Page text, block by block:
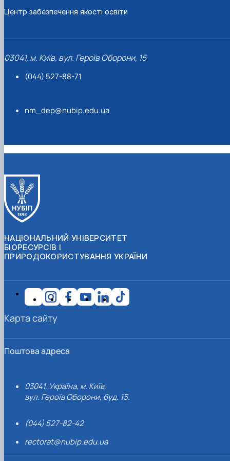
Центр забезпечення якості освіти
03041, м. Київ, вул. Героїв Оборони, 15
(044) 527-88-71
nm_dep@nubip.edu.ua
НАЦІОНАЛЬНИЙ УНІВЕРСИТЕТ
БІОРЕСУРСІВ І
ПРИРОДОКОРИСТУВАННЯ УКРАЇНИ
Поштова адреса
03041, Україна, м. Київ,
вул. Героїв Оборони, буд. 15.
(044) 527-82-42
rectorat@nubip.edu.ua
Карта сайту